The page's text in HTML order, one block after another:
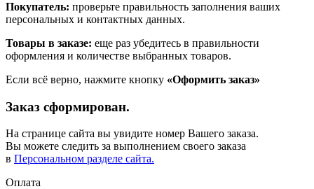
Покупатель: проверьте правильность заполнения ваших
персональных и контактных данных.
Товары в заказе: еще раз убедитесь в правильности
оформления и количестве выбранных товаров.
Если всё верно, нажмите кнопку «Оформить заказ»
Заказ сформирован.
На странице сайта вы увидите номер Вашего заказа.
Вы можете следить за выполнением своего заказа
в Персональном разделе сайта.
Оплата